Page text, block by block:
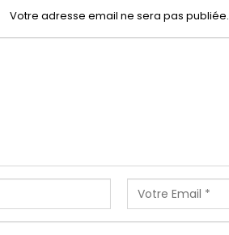
Votre adresse email ne sera pas publiée.